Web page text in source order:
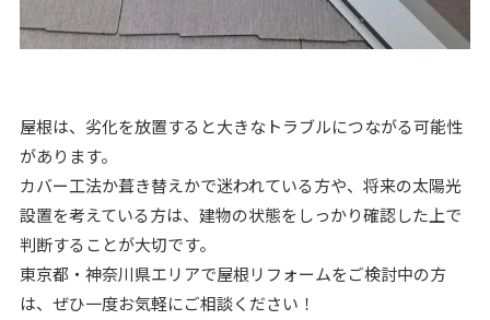
屋根は、劣化を放置すると大きなトラブルにつながる可能性
があります。
カバー工法か葺き替えかで迷われている方や、将来の太陽光
設置を考えている方は、建物の状態をしっかり確認した上で
判断することが大切です。
東京都・神奈川県エリアで屋根リフォームをご検討中の方
は、ぜひ一度お気軽にご相談ください！